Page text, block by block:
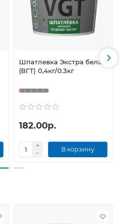
Шпатлевка Экстра белая
(ВГТ) 0,4кг/0.3кг
182.00р.
В корзину